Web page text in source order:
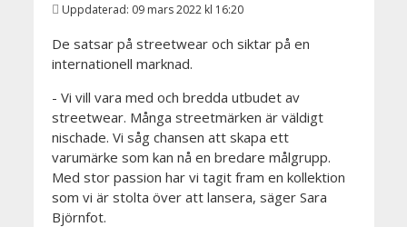
Uppdaterad: 09 mars 2022 kl 16:20
De satsar på streetwear och siktar på en
internationell marknad.
- Vi vill vara med och bredda utbudet av
streetwear. Många streetmärken är väldigt
nischade. Vi såg chansen att skapa ett
varumärke som kan nå en bredare målgrupp.
Med stor passion har vi tagit fram en kollektion
som vi är stolta över att lansera, säger Sara
Björnfot.